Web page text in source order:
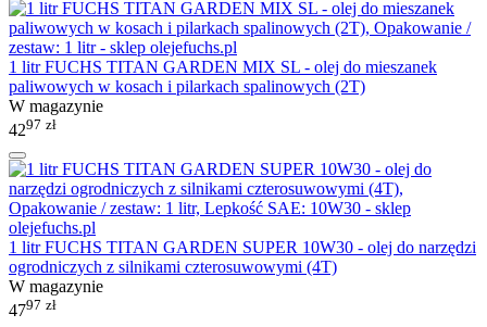
1 litr FUCHS TITAN GARDEN MIX SL - olej do mieszanek
paliwowych w kosach i pilarkach spalinowych (2T)
W magazynie
4297 zł
1 litr FUCHS TITAN GARDEN SUPER 10W30 - olej do narzędzi
ogrodniczych z silnikami czterosuwowymi (4T)
W magazynie
4797 zł